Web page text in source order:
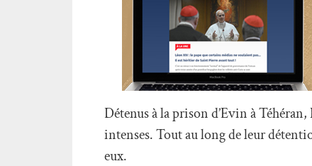
Détenus à la prison d’Evin à
intenses. Tout au long de leur
eux.